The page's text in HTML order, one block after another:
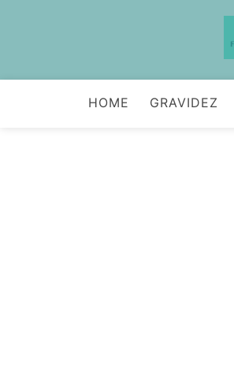
HOME GRAVIDEZ